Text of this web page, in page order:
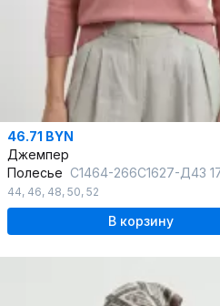
46.71 BYN
Джемпер
Полесье С1464-266С1627-Д43 170,176
44, 46, 48, 50, 52
В корзину